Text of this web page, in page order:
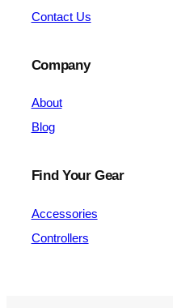
Contact Us
Company
About
Blog
Find Your Gear
Accessories
Controllers